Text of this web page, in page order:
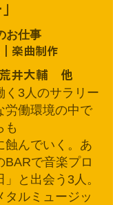
」
お仕事
楽曲制作
井大輔 他
く3人のサラリー
労働環境の中で
も
蝕んでいく。あ
BARで音楽プロ
と出会う3人。
タルミュージッ